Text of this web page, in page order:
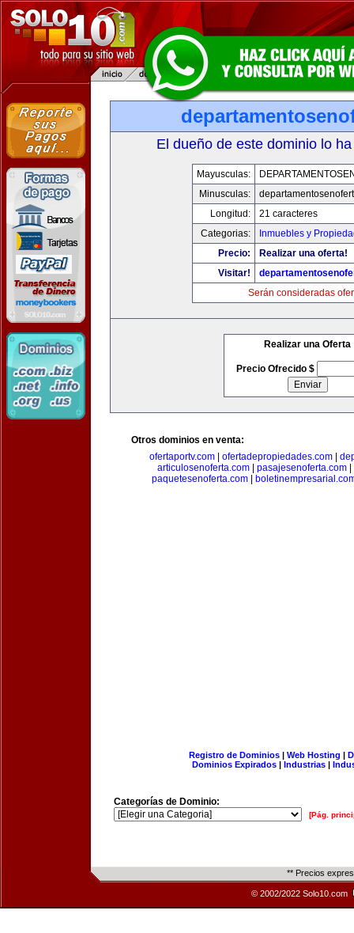
El dueño de este dominio lo
Mayusculas:
Minusculas:
Longitud:
21 caracteres
Categorias:
Inmuebles y
Precio:
Realizar una oferta!
Visitar!
Serán consideradas
Realizar una Oferta
Precio Ofrecido $
Otros dominios en venta:
ofertaportv.com
ofertadepropiedades.com
articulosenoferta.com
pasajesenoferta.com
paquetesenoferta.com|
Registro de Dominios| Web Hosting |
Dominios Expirados | Industrias |
Categorías de Dominio:
[Pág.
** Precios
© 2002/2022 Solo10.com